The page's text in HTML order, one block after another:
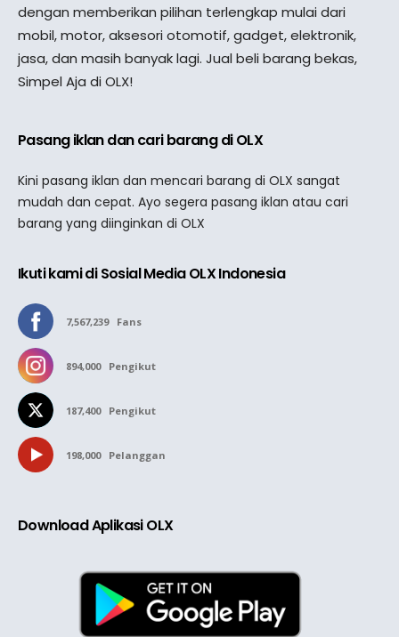
dengan memberikan pilihan terlengkap mulai dari
mobil, motor, aksesori otomotif, gadget, elektronik,
jasa, dan masih banyak lagi. Jual beli barang bekas,
Simpel Aja di OLX!
Pasang iklan dan cari barang di OLX
Kini pasang iklan dan mencari barang di OLX sangat
mudah dan cepat. Ayo segera pasang iklan atau cari
barang yang diinginkan di OLX
Ikuti kami di Sosial Media OLX Indonesia
7,567,239 Fans
894,000 Pengikut
187,400 Pengikut
198,000 Pelanggan
Download Aplikasi OLX